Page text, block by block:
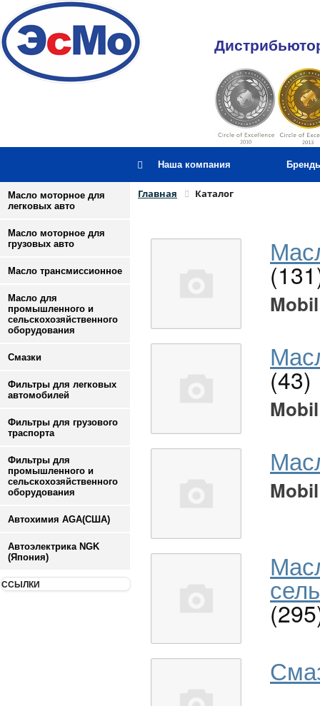
Наша компания
Масло моторное для
легковых авто
Масло моторное для
грузовых авто
Масло трансмиссионное
Масло для
промышленного и
сельскохозяйственного
оборудования
Смазки
Фильтры для легковых
автомобилей
Фильтры для грузового
траспорта
Фильтры для
промышленного и
сельскохозяйственного
оборудования
Автохимия AGA(США)
Автоэлектрика NGK
(Япония)
ССЫЛКИ
Главная Каталог
Mobil
(43)
Mobil
Mobil